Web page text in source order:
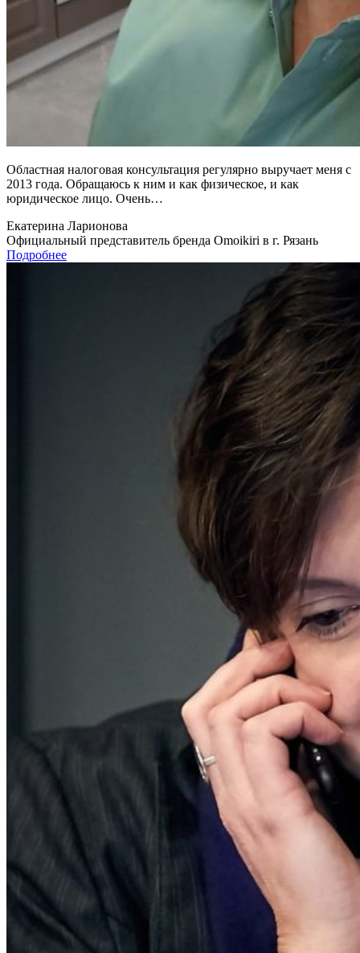
Областная налоговая консультация регулярно выручает меня с
2013 года. Обращаюсь к ним и как физическое, и как
юридическое лицо. Очень…
Екатерина Ларионова
Официальный представитель бренда Omoikiri в г. Рязань
Подробнее